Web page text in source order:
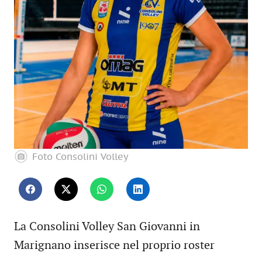
Foto Consolini Volley
La Consolini Volley San Giovanni in
Marignano inserisce nel proprio roster